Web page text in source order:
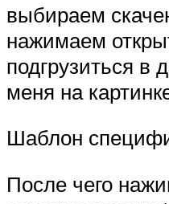
выбираем
нажимаем
подгрузиться в
меня на
Шаблон
После чего